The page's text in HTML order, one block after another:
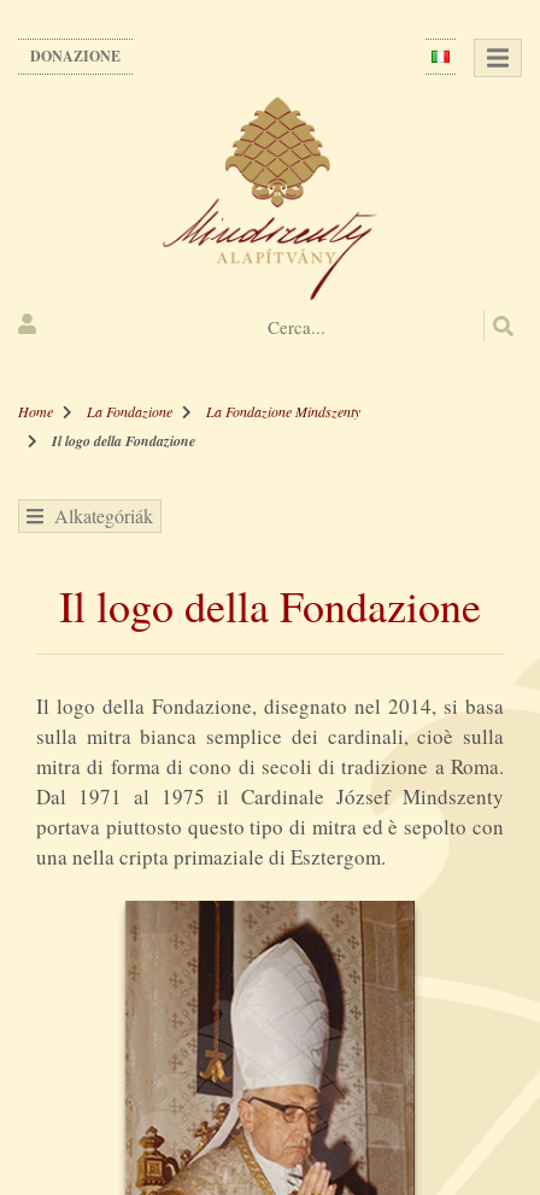
contenuto
DONAZIONE
Home La Fondazione La Fondazione Mindszenty
Il logo della Fondazione
Alkategóriák
Il logo della Fondazione
Il logo della Fondazione, disegnato nel 2014, si basa
sulla mitra bianca semplice dei cardinali, cioè sulla
mitra di forma di cono di secoli di tradizione a Roma.
Dal 1971 al 1975 il Cardinale József Mindszenty
portava piuttosto questo tipo di mitra ed è sepolto con
una nella cripta primaziale di Esztergom.